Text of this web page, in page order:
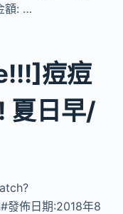
額: …
痘痘
夏日早/
發佈日期:2018年8